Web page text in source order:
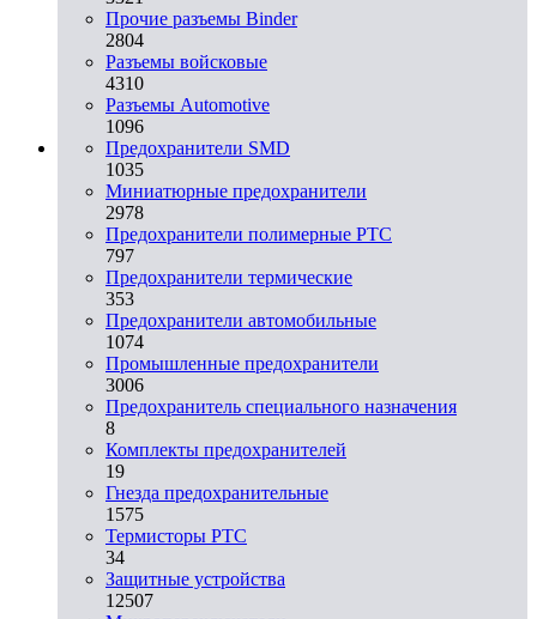
Прочие разъемы Binder
2804
Разъемы войсковые
4310
Разъeмы Automotive
1096
Предохранители SMD
1035
Миниатюрные предохранители
2978
Предохранители полимерные PTC
797
Предохранители термические
353
Предохранители автомобильные
1074
Промышленные предохранители
3006
Предохранитель специального назначения
8
Комплекты предохранителей
19
Гнезда предохранительные
1575
Термисторы PTC
34
Защитные устройства
12507